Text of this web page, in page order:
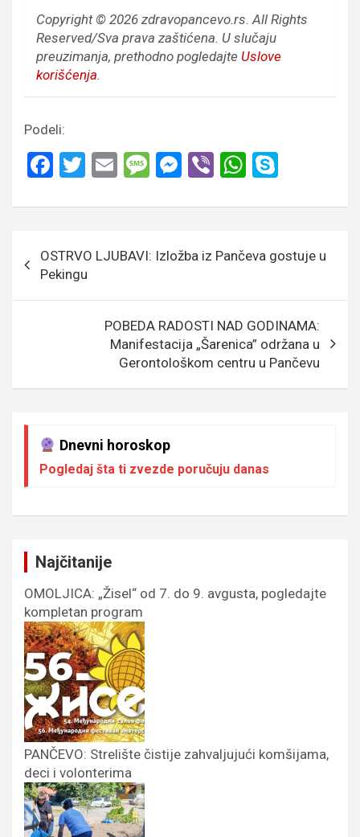
Copyright © 2026 zdravopancevo.rs. All Rights
Reserved/Sva prava zaštićena. U slučaju
preuzimanja, prethodno pogledajte Uslove
korišćenja.
Podeli:
F
ce
o
o
T
tt
E
ail
M
s
g
e
M
se
n
g
er
Vi
er
W
at
A
p
p
p
чланка
OSTRVO LJUBAVI: Izložba iz Pančeva gostuje u
Pekingu
POBEDA RADOSTI NAD GODINAMA:
Manifestacija „Šarenica” održana u
Gerontološkom centru u Pančevu
Dnevni horoskop
Pogledaj šta ti zvezde poručuju danas
Najčitanije
OMOLJICA: „Žisel“ od 7. do 9. avgusta, pogledajte
kompletan program
PANČEVO: Strelište čistije zahvaljujući komšijama,
deci i volonterima